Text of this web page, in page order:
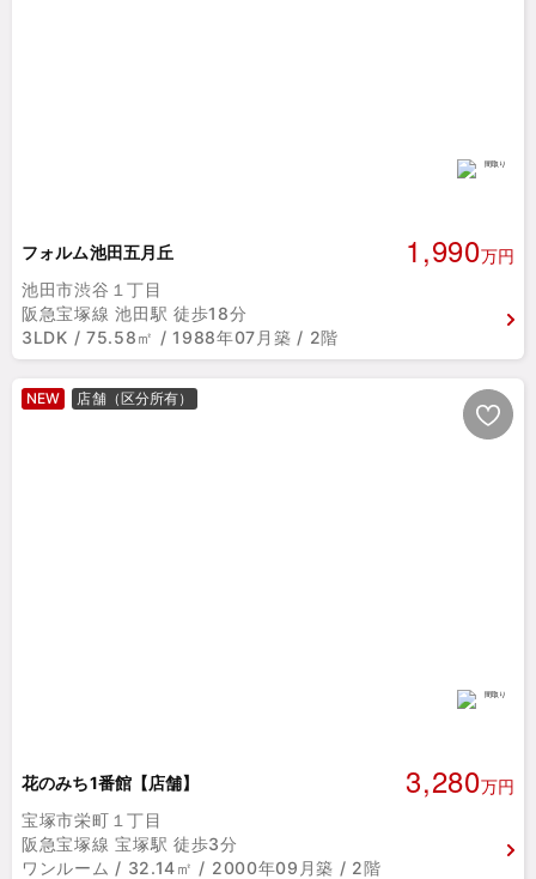
フォルム池田五月丘 1,990万円
池田市渋谷１丁目
阪急宝塚線 池田駅 徒歩18分
3LDK / 75.58㎡ / 1988年07月築 / 2階
NEW 店舗（区分所有）
花のみち1番館【店舗】 3,280万円
宝塚市栄町１丁目
阪急宝塚線 宝塚駅 徒歩3分
ワンルーム / 32.14㎡ / 2000年09月築 / 2階